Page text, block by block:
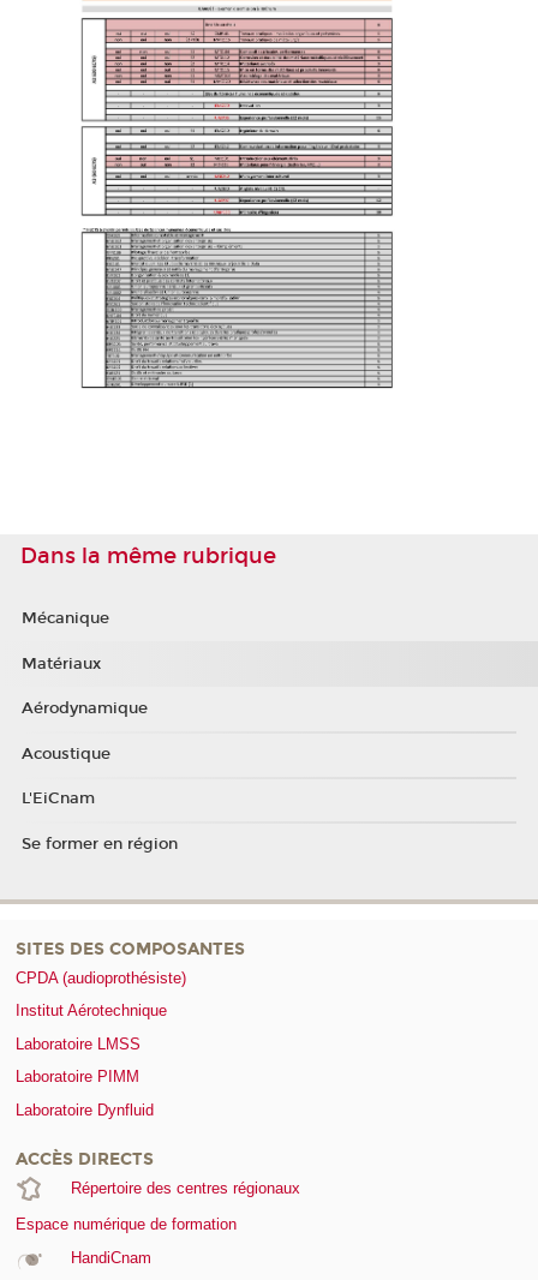
Dans la même rubrique
Mécanique
Matériaux
Aérodynamique
Acoustique
L'EiCnam
Se former en région
SITES DES COMPOSANTES
CPDA (audioprothésiste)
Institut Aérotechnique
Laboratoire LMSS
Laboratoire PIMM
Laboratoire Dynfluid
ACCÈS DIRECTS
Répertoire des centres régionaux
Espace numérique de formation
HandiCnam